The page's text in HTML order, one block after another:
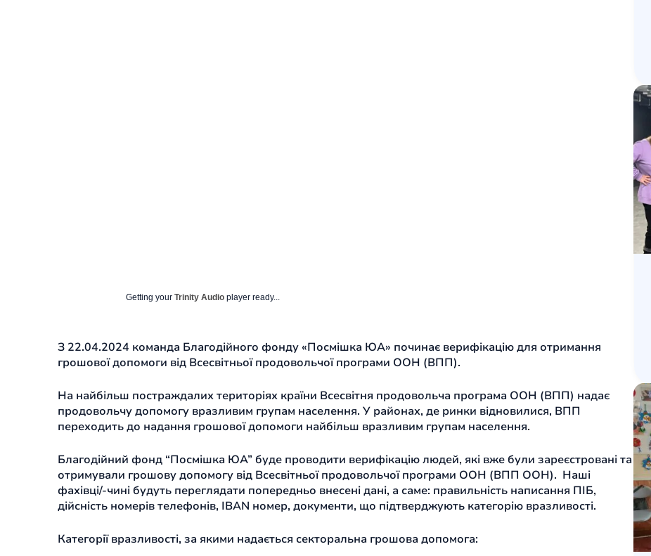
Getting your Trinity Audio player ready...
З 22.04.2024 команда Благодійного фонду «Посмішка ЮА» починає верифікацію для отримання
грошової допомоги від Всесвітньої продовольчої програми ООН (ВПП).
На найбільш постраждалих територіях країни Всесвітня продовольча програма ООН (ВПП) надає
продовольчу допомогу вразливим групам населення. У районах, де ринки відновилися, ВПП
переходить до надання грошової допомоги найбільш вразливим групам населення.
Благодійний фонд “Посмішка ЮА” буде проводити верифікацію людей, які вже були зареєстровані та
отримували грошову допомогу від Всесвітньої продовольчої програми ООН (ВПП ООН). Наші
фахівці/-чині будуть переглядати попередньо внесені дані, а саме: правильність написання ПІБ,
дійсність номерів телефонів, IBAN номер, документи, що підтверджують категорію вразливості.
Категорії вразливості, за якими надається секторальна грошова допомога: